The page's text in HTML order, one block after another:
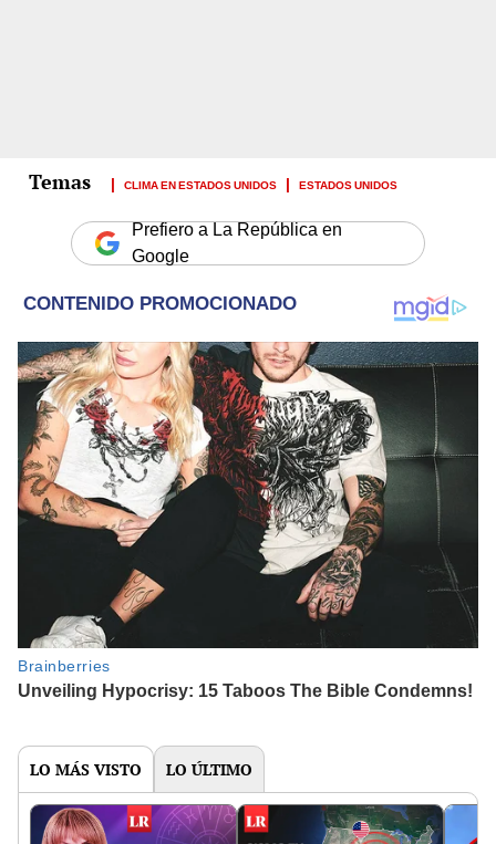
CLIMA EN ESTADOS UNIDOS ESTADOS UNIDOS
Prefiero a La República en
Google
LO MÁS VISTO LO ÚLTIMO